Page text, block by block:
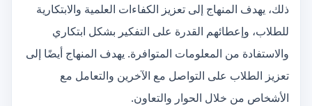
ذلك، يهدف المنهاج إلى تعزيز الكفاءات العلمية والابتكارية
للطلاب، وإعطائهم القدرة على التفكير بشكل ابتكاري
والاستفادة من المعلومات المتوافرة. يهدف المنهاج أيضًا إلى
تعزيز الطلاب على التواصل مع الآخرين والتعامل مع
الأشخاص من خلال الحوار والتعاون.